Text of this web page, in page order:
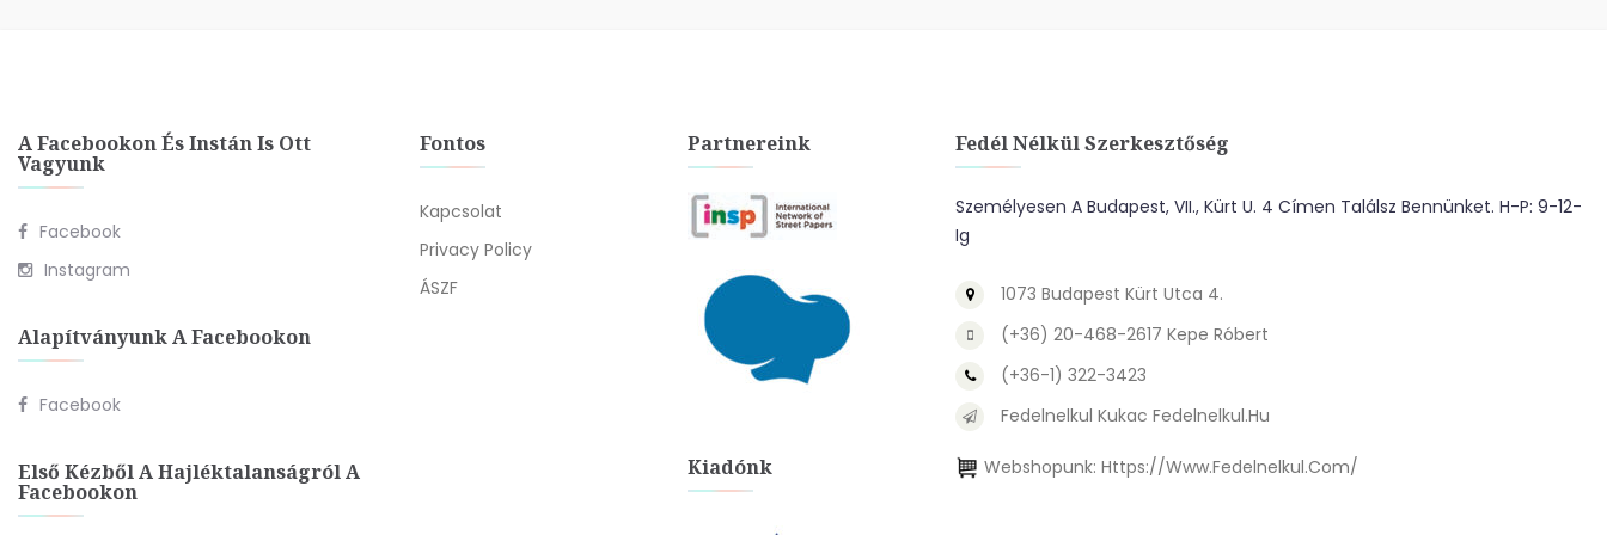
A Facebookon És Instán Is Ott
Vagyunk
Facebook
Instagram
Alapítványunk A Facebookon
Facebook
Első Kézből A Hajléktalanságról A
Facebookon
Fontos
Kapcsolat
Privacy Policy
ÁSZF
Partnereink
Kiadónk
Fedél Nélkül Szerkesztőség
Személyesen A Budapest, VII., Kürt U. 4 Címen Találsz Bennünket. H-P: 9-12-
Ig
1073 Budapest Kürt Utca 4.
(+36) 20-468-2617 Kepe Róbert
(+36-1) 322-3423
Fedelnelkul Kukac Fedelnelkul.hu
Webshopunk: Https://www.fedelnelkul.com/